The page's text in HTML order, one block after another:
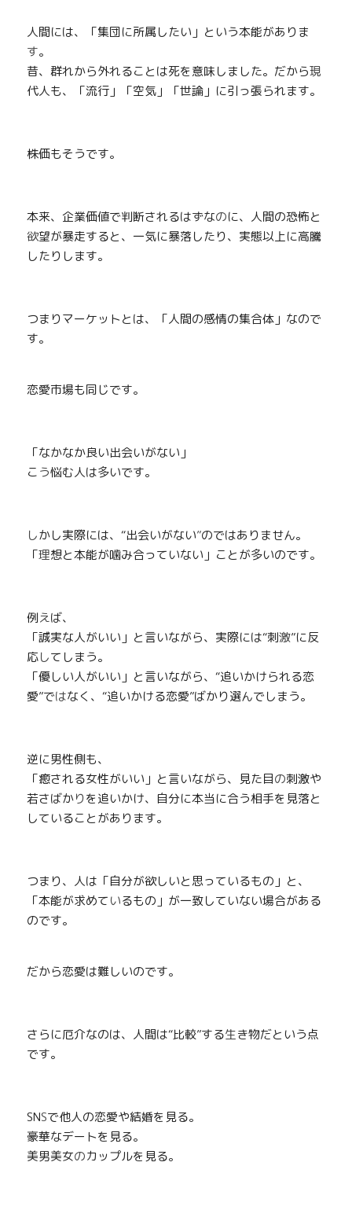
人間には、「集団に所属したい」という本能がありま
す。
昔、群れから外れることは死を意味しました。だから現
代人も、「流行」「空気」「世論」に引っ張られます。
株価もそうです。
本来、企業価値で判断されるはずなのに、人間の恐怖と
欲望が暴走すると、一気に暴落したり、実態以上に高騰
したりします。
つまりマーケットとは、「人間の感情の集合体」なので
す。
恋愛市場も同じです。
「なかなか良い出会いがない」
こう悩む人は多いです。
しかし実際には、“出会いがない”のではありません。
「理想と本能が噛み合っていない」ことが多いのです。
例えば、
「誠実な人がいい」と言いながら、実際には“刺激”に反
応してしまう。
「優しい人がいい」と言いながら、“追いかけられる恋
愛”ではなく、“追いかける恋愛”ばかり選んでしまう。
逆に男性側も、
「癒される女性がいい」と言いながら、見た目の刺激や
若さばかりを追いかけ、自分に本当に合う相手を見落と
していることがあります。
つまり、人は「自分が欲しいと思っているもの」と、
「本能が求めているもの」が一致していない場合がある
のです。
だから恋愛は難しいのです。
さらに厄介なのは、人間は“比較”する生き物だという点
です。
SNSで他人の恋愛や結婚を見る。
豪華なデートを見る。
美男美女のカップルを見る。